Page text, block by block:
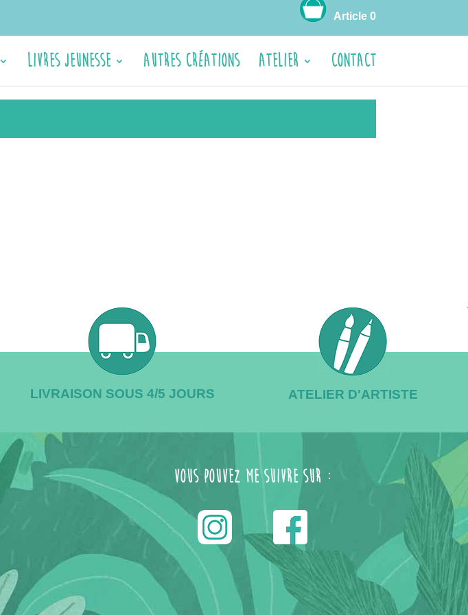
Article 0
Livres jeunesse Autres créations ATELIER CONTACT
LIVRAISON SOUS 4/5 JOURS ATELIER D'ARTISTE
Vous pouvez me suivre sur :
------